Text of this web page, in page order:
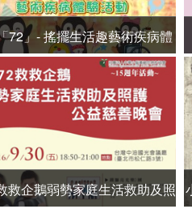
72」- 搖擺生活趣藝術疾病體
驗活動
救企鵝弱勢家庭生活救助及照